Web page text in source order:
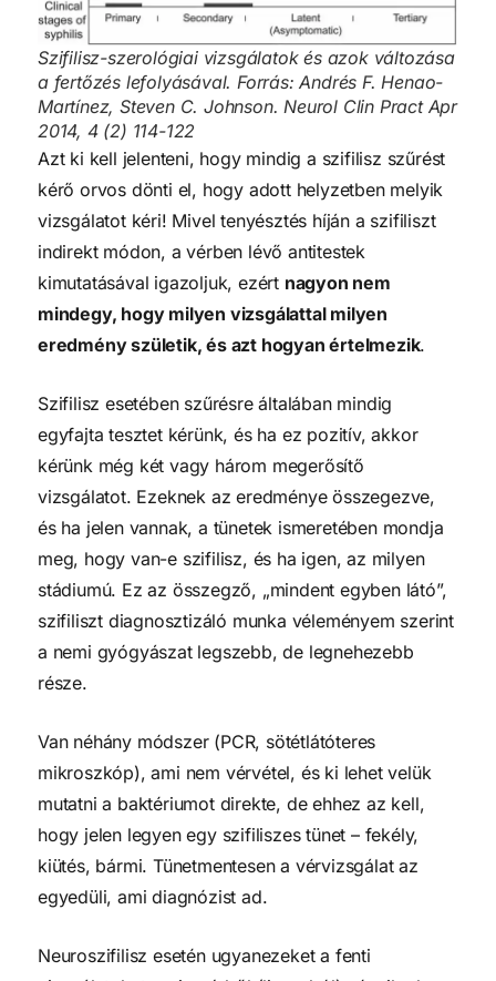
Szifilisz-szerológiai vizsgálatok és azok változása
a fertőzés lefolyásával. Forrás: Andrés F. Henao-
Martínez, Steven C. Johnson. Neurol Clin Pract Apr
2014, 4 (2) 114-122
Azt ki kell jelenteni, hogy mindig a szifilisz szűrést
kérő orvos dönti el, hogy adott helyzetben melyik
vizsgálatot kéri! Mivel tenyésztés híján a szifiliszt
indirekt módon, a vérben lévő antitestek
kimutatásával igazoljuk, ezért nagyon nem
mindegy, hogy milyen vizsgálattal milyen
eredmény születik, és azt hogyan értelmezik.
Szifilisz esetében szűrésre általában mindig
egyfajta tesztet kérünk, és ha ez pozitív, akkor
kérünk még két vagy három megerősítő
vizsgálatot. Ezeknek az eredménye összegezve,
és ha jelen vannak, a tünetek ismeretében mondja
meg, hogy van-e szifilisz, és ha igen, az milyen
stádiumú. Ez az összegző, „mindent egyben látó”,
szifiliszt diagnosztizáló munka véleményem szerint
a nemi gyógyászat legszebb, de legnehezebb
része.
Van néhány módszer (PCR, sötétlátóteres
mikroszkóp), ami nem vérvétel, és ki lehet velük
mutatni a baktériumot direkte, de ehhez az kell,
hogy jelen legyen egy szifiliszes tünet – fekély,
kiütés, bármi. Tünetmentesen a vérvizsgálat az
egyedüli, ami diagnózist ad.
Neuroszifilisz esetén ugyanezeket a fenti